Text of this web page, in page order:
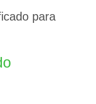
para